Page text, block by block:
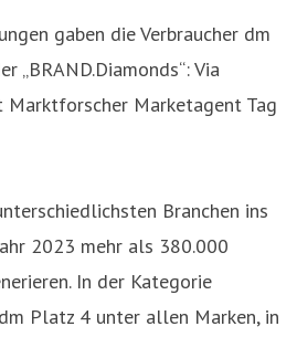
gaben die Verbraucher dm
„BRAND.Diamonds“: Via
Marktforscher Marketagent Tag
Branchen ins
2023 mehr als 380.000
In der Kategorie
Platz 4 unter allen Marken, in